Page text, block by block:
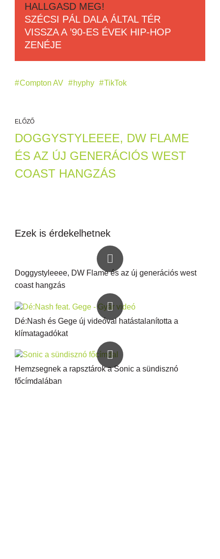
HALLGASD MEG!
SZÉCSI PÁL DALA ÁLTAL TÉR
VISSZA A ’90-ES ÉVEK HIP-HOP
ZENÉJE
Compton AV hyphy TikTok
ELŐZŐ
DOGGYSTYLEEEE, DW FLAME
ÉS AZ ÚJ GENERÁCIÓS WEST
COAST HANGZÁS
Ezek is érdekelhetnek
Doggystyleeee, DW Flame és az új generációs west
coast hangzás
Dé:Nash és Gege új videóval hatástalanította a
klímatagadókat
Hemzsegnek a rapsztárok a Sonic a sündisznó
főcímdalában